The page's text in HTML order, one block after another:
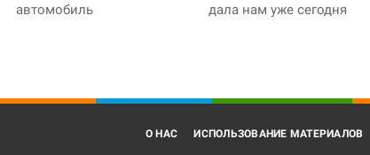
автомобиль
дала нам уже сегодня
О НАС ИСПОЛЬЗОВАНИЕ МАТЕРИАЛОВ